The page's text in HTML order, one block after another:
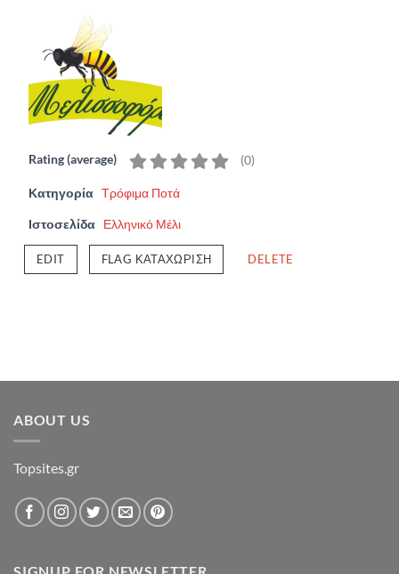
Rating (average) (0)
Κατηγορία Τρόφιμα Ποτά
Ιστοσελίδα Ελληνικό Μέλι
EDIT FLAG ΚΑΤΑΧΏΡΙΣΗ DELETE
ABOUT US
Topsites.gr